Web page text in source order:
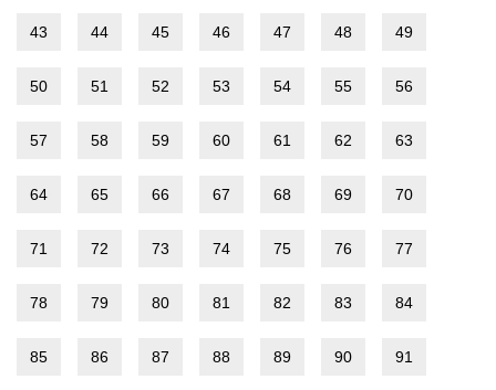
43 44 45 46 47 48 49
50 51 52 53 54 55 56
57 58 59 60 61 62 63
64 65 66 67 68 69 70
71 72 73 74 75 76 77
78 79 80 81 82 83 84
85 86 87 88 89 90 91